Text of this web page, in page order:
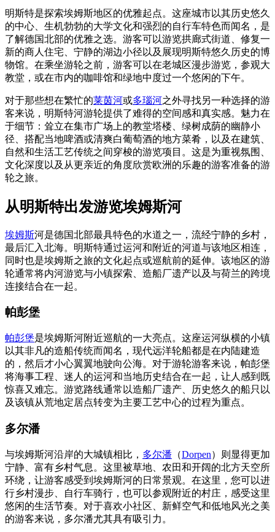
明斯特是探索埃姆斯地区的优雅起点。这座城市以其历史悠久
的中心、生机勃勃的大学文化和强烈的自行车特色而闻名，是
了解德国北部的优雅之选。游客可以游览拱廊式街道、修复一
新的商人住宅、宁静的湖边小径以及展现明斯特悠久历史的博
物馆。在乘坐游轮之前，游客可以在老城区漫步游览，参观大
教堂，或在市内的咖啡馆和绿地中度过一个悠闲的下午。
对于那些想在繁忙的莱茵河或多瑙河之外寻找另一种选择的游
客来说，明斯特河游轮提供了难得的空间感和真实感。魅力在
于细节：耸立在集市广场上的教堂塔楼、绿树成荫的幽静小
径、搭配当地啤酒或清爽白葡萄酒的地方菜肴，以及在建筑、
自然和生活工艺传统之间穿梭的游览项目。这是为重视氛围、
文化深度以及从更亲近的角度欣赏欧洲的乐趣的游客准备的游
轮之旅。
从明斯特出发游览埃姆斯河
埃姆斯河是德国北部最具特色的水道之一，流经宁静的乡村，
最后汇入北海。明斯特通过运河和附近的河道与该地区相连，
同时也是埃姆斯之旅的文化起点或巡航前的延伸。该地区的游
轮通常将内河游览与小镇探索、造船厂遗产以及与荷兰的跨境
连接结合在一起。
帕彭堡
帕彭堡是埃姆斯河附近巡航的一大亮点。这座运河纵横的小镇
以其非凡的造船传统而闻名，现代远洋轮船都是在内陆建造
的，然后才小心翼翼地驶向公海。对于游轮游客来说，帕彭堡
将海事工程、迷人的运河和当地历史结合在一起，让人感到既
惊喜又难忘。游览路线通常以造船厂遗产、历史悠久的船只以
及该镇从荒地定居点转变为主要工艺中心的过程为重点。
多尔潘
与埃姆斯河沿岸的大城镇相比， 多尔潘 （Dorpen）则显得更加
宁静、富有乡村气息。这里被草地、农田和开阔的北方天空所
环绕，让游客感受到埃姆斯河的日常景观。在这里，您可以进
行乡村漫步、自行车骑行，也可以参观附近的村庄，感受这里
悠闲的生活节奏。对于喜欢小社区、新鲜空气和低地风光之美
的游客来说，多尔潘尤其具有吸引力。